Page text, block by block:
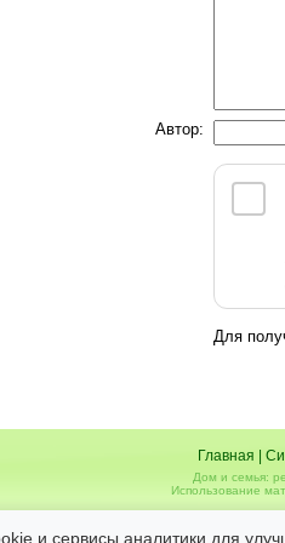
Автор:
Для
Главная
Дом и семья:
Использование
и сервисы аналитики для